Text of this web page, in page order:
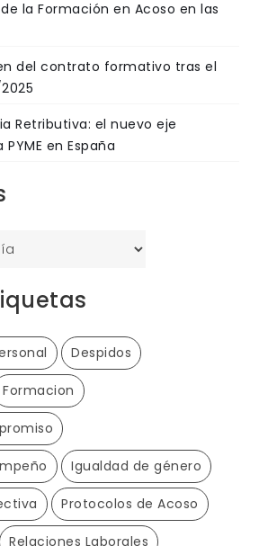
la Formación en Acoso en las
del contrato formativo tras el
Retributiva: el nuevo eje
en España
Despidos
Formacion
Igualdad de género
Protocolos de Acoso
Relaciones Laborales